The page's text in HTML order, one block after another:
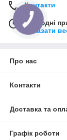
Контакти
Сьогодні
Показати
Про нас
Контакти
Доставка та
Графік роботи